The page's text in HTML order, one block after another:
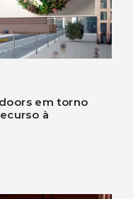
em torno
à